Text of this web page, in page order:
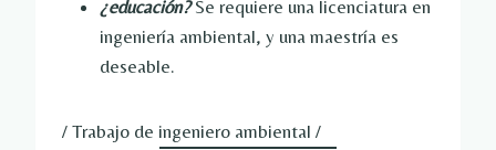
¿educación?Se requiere una licenciatura en
ingeniería ambiental, y una maestría es
deseable.
/ Trabajo de ingeniero ambiental /